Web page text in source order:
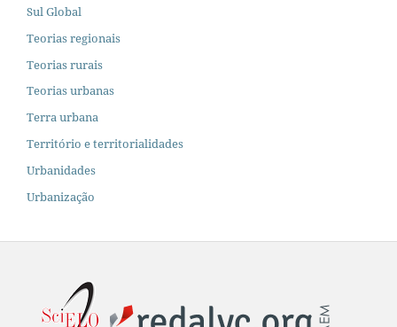
Sul Global
Teorias regionais
Teorias rurais
Teorias urbanas
Terra urbana
Território e territorialidades
Urbanidades
Urbanização